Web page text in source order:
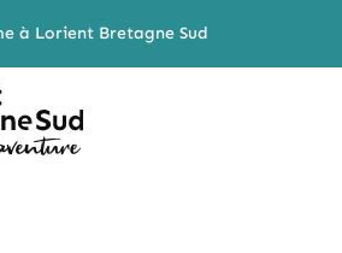
à Lorient Bretagne Sud